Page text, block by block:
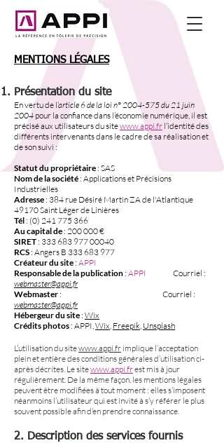
MENTIONS LÉGALES
Présentation du site
En vertu de l’article 6 de la loi n°2004-575du 21 juin
2004 pour la confiance dans l’économie numérique, il est
précisé aux utilisateurs du sitewww.appi.fr l’identité des
différents intervenants dans le cadre de sa réalisation et
de son suivi :
Statut du propriétaire : SAS
Nom de la société : Applications et Précisions
Industrielles
Adresse : 384 rue Désiré Martin ZA de l'Atlantique
49170 Saint Léger de Linières
Tél : (0) 241 775 366
Au capital de : 200 000 €
SIRET : 333 683 977 00040
RCS : Angers B 333 683 977
Créateur du site : APPI
Responsable de la publication : APPI Courriel :
webmaster@appi.fr
Webmaster :
Courriel :
webmaster@appi.fr
Hébergeur du site : Wix
Crédits photos : APPI,Wix, Freepik, Unsplash
L’utilisation du sitewww.appi.fr implique l’acceptation
plein et entière des conditions générales d’utilisation ci-
après décrites. Le sitewww.appi.frest mis à jour
régulièrement. De la même façon, les mentions légales
peuvent être modifiées à tout moment : elles s’imposent
néanmoins l’utilisateur qui est invité à s’y référer le plus
souvent possible afin d’en prendre connaissance.
2. Description des services fournis